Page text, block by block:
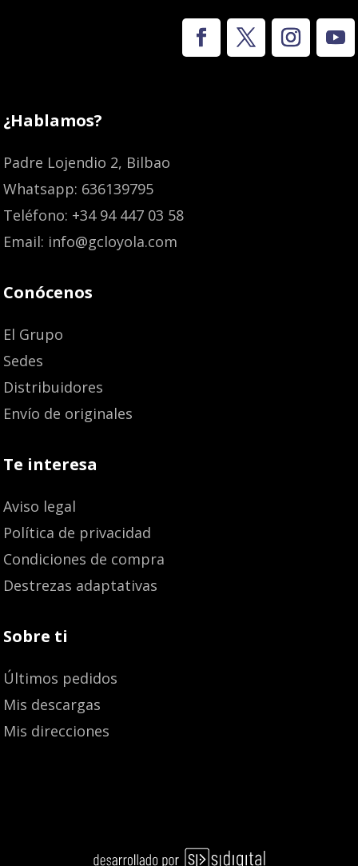
¿Hablamos?
Padre Lojendio 2, Bilbao
Whatsapp: 636139795
Teléfono: +34 94 447 03 58
Email: info@gcloyola.com
Conócenos
El Grupo
Sedes
Distribuidores
Envío de originales
Te interesa
Aviso legal
Política de privacidad
Condiciones de compra
Destrezas adaptativas
Sobre ti
Últimos pedidos
Mis descargas
Mis direcciones